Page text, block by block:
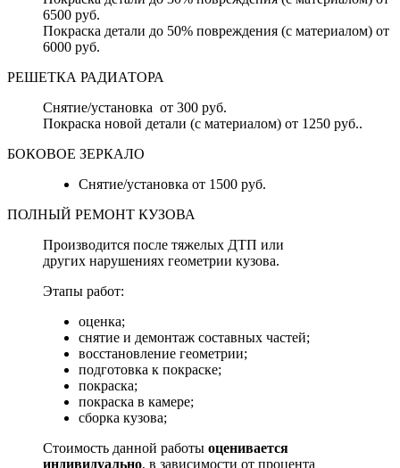
6500 руб.
Покраска детали до 50% повреждения (с материалом) от
6000 руб.
РЕШЕТКА РАДИАТОРА
Снятие/установка от 300 руб.
Покраска новой детали (с материалом) от 1250 руб..
БОКОВОЕ ЗЕРКАЛО
Снятие/установка от 1500 руб.
ПОЛНЫЙ РЕМОНТ КУЗОВА
Производится после тяжелых ДТП или
других нарушениях геометрии кузова.
Этапы работ:
оценка;
снятие и демонтаж составных частей;
восстановление геометрии;
подготовка к покраске;
покраска;
покраска в камере;
сборка кузова;
Стоимость данной работы оценивается
индивидуально, в зависимости от процента